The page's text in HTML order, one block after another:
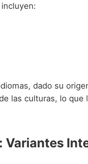
dado su
las culturas, lo
Variantes